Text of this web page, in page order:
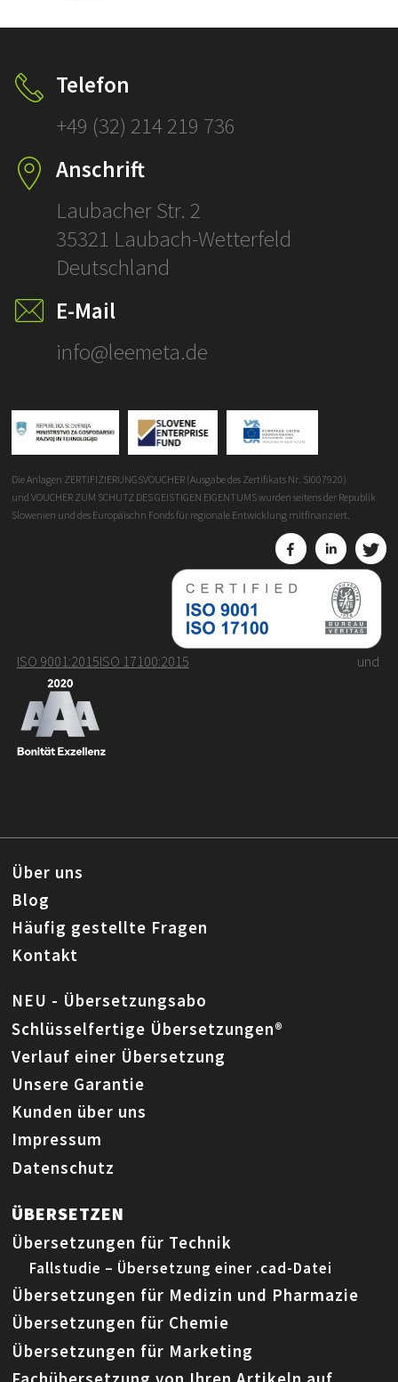
Telefon
+49 (32) 214 219 736
Anschrift
Laubacher Str. 2
35321 Laubach-Wetterfeld
Deutschland
E-Mail
info@leemeta.de
Die Anlagen ZERTIFIZIERUNGSVOUCHER (Ausgabe des Zertifikats Nr. SI007920)
und VOUCHER ZUM SCHUTZ DES GEISTIGEN EIGENTUMS wurden seitens der Republik
Slowenien und des Europäischn Fonds für regionale Entwicklung mitfinanziert.
ISO 9001:2015 und
ISO 17100:2015
Über uns
Blog
Häufig gestellte Fragen
Kontakt
NEU - Übersetzungsabo
Schlüsselfertige Übersetzungen®
Verlauf einer Übersetzung
Unsere Garantie
Kunden über uns
Impressum
Datenschutz
ÜBERSETZEN
Übersetzungen für Technik
Fallstudie – Übersetzung einer .cad-Datei
Übersetzungen für Medizin und Pharmazie
Übersetzungen für Chemie
Übersetzungen für Marketing